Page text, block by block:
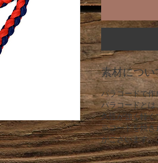
素材につい
パラコードで
パラコードと
久性が強く軽
※コードを焼き
がございます